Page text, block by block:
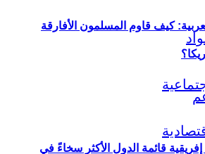
كيف قاوم المسلمون الأفارقة
تحتل 6 دول إفريقية قائمة الدول الأكثر سخاءً في